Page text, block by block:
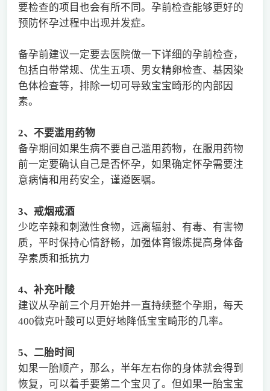
要检查的项目也会有所不同。孕前检查能够更好的
预防怀孕过程中出现并发症。
备孕前建议一定要去医院做一下详细的孕前检查，
包括白带常规、优生五项、男女精卵检查、基因染
色体检查等，排除一切可导致宝宝畸形的内部因
素。
2、不要滥用药物
备孕期间如果生病不要自己滥用药物，在服用药物
前一定要确认自己是否怀孕，如果确定怀孕需要注
意病情和用药安全，谨遵医嘱。
3、戒烟戒酒
少吃辛辣和刺激性食物，远离辐射、有毒、有害物
质，平时保持心情舒畅，加强体育锻炼提高身体备
孕素质和抵抗力
4、补充叶酸
建议从孕前三个月开始并一直持续整个孕期，每天
400微克叶酸可以更好地降低宝宝畸形的几率。
5、二胎时间
如果一胎顺产，那么，半年左右你的身体就会得到
恢复，可以着手要第二个宝贝了。但如果一胎宝宝